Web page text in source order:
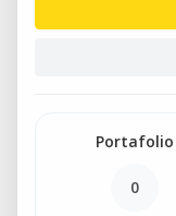
Portafolio
0